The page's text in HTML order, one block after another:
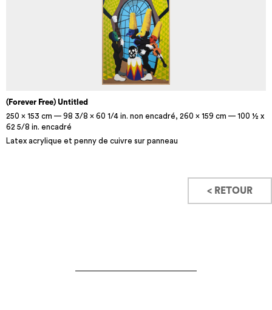
(Forever Free) Untitled
250 x 153 cm — 98 3/8 x 60 1/4 in. non encadré, 260 x 159 cm — 100 ½ x
62 5/8 in. encadré
Latex acrylique et penny de cuivre sur panneau
< RETOUR